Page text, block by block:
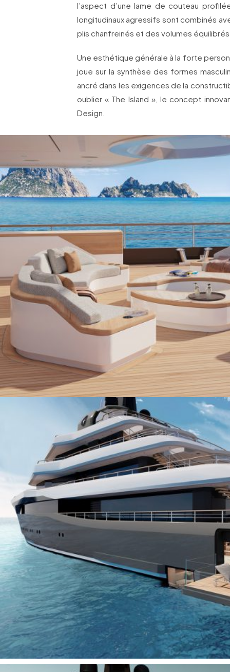
l’aspect d’une lame de couteau
longitudinaux agressifs sont combinés
plis chanfreinés et des volumes
Une esthétique générale à la forte
joue sur la synthèse des formes
ancré dans les exigences de la
oublier « The Island », le concept
Design.